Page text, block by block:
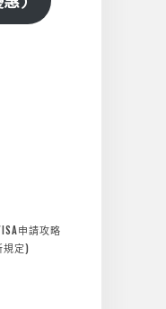
申請攻略
規定)